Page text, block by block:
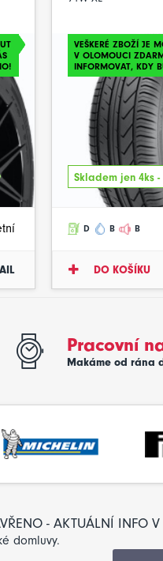
VEŠKERÉ ZBOŽÍ JE
V OLOMOUCI
INFORMOVAT, KDY
Skladem jen 4ks
D B B
DO KOŠÍKU
Pracovní
Makáme od rána
- AKTUÁLNÍ INFO V
domluvy.